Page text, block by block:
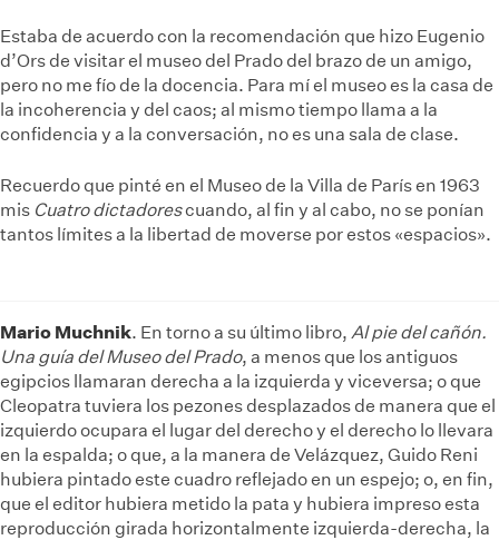
Estaba de acuerdo con la recomendación que hizo Eugenio
d’Ors de visitar el museo del Prado del brazo de un amigo,
pero no me fío de la docencia. Para mí el museo es la casa de
la incoherencia y del caos; al mismo tiempo llama a la
confidencia y a la conversación, no es una sala de clase.
Recuerdo que pinté en el Museo de la Villa de París en 1963
mis Cuatro dictadorescuando, al fin y al cabo, no se ponían
tantos límites a la libertad de moverse por estos «espacios».
Mario Muchnik. En torno a su último libro, Al pie del cañón.
Una guía del Museo del Prado, a menos que los antiguos
egipcios llamaran derecha a la izquierda y viceversa; o que
Cleopatra tuviera los pezones desplazados de manera que el
izquierdo ocupara el lugar del derecho y el derecho lo llevara
en la espalda; o que, a la manera de Velázquez, Guido Reni
hubiera pintado este cuadro reflejado en un espejo; o, en fin,
que el editor hubiera metido la pata y hubiera impreso esta
reproducción girada horizontalmente izquierda-derecha, la